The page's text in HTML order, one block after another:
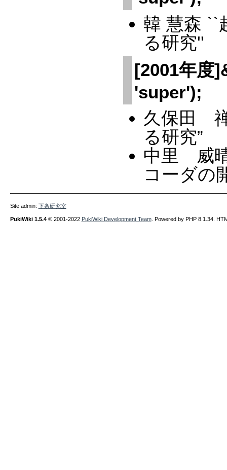
韓 慧森 ``
る研究''
[2001年度
'super');
久保田
る研究”
中里 威
コーダの
Site admin: 下条研究室
PukiWiki 1.5.4© 2001-2022 PukiWiki Development Team. Powered by PHP 8.1.34.